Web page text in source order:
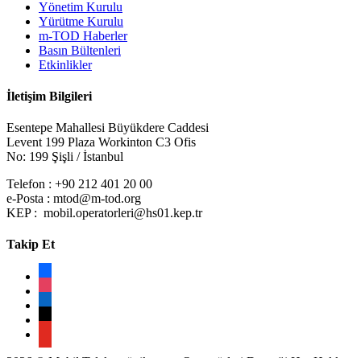
Yönetim Kurulu
Yürütme Kurulu
m-TOD Haberler
Basın Bültenleri
Etkinlikler
İletişim Bilgileri
Esentepe Mahallesi Büyükdere Caddesi
Levent 199 Plaza Workinton C3 Ofis
No: 199 Şişli / İstanbul
Telefon : +90 212 401 20 00
e-Posta : mtod@m-tod.org
KEP : mobil.operatorleri@hs01.kep.tr
Takip Et
facebook
instagram
linkedin
x